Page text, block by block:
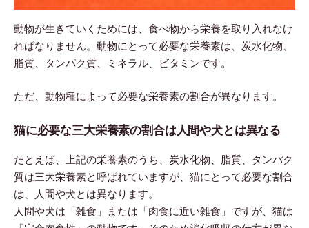
動物が生きていくためには、食べ物から栄養を取り入れなけ
ればなりません。動物にとって必要な栄養素は、炭水化物、
脂質、タンパク質、ミネラル、ビタミンです。
ただ、動物種によって必要な栄養素の割合が異なります。
猫に必要な三大栄養素の割合は人間や犬とは異なる
たとえば、上記の栄養素のうち、炭水化物、脂質、タンパク
質は三大栄養素と呼ばれていますが、猫にとって必要な割合
は、人間や犬とは異なります。
人間や犬は「雑食」または「肉食に近い雑食」ですが、猫は